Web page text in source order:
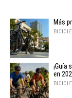
Más
¡Guía
en